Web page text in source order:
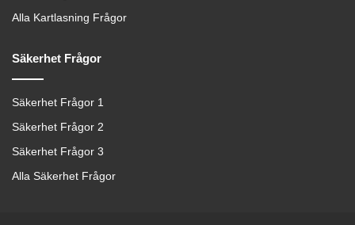
Alla Kartlasning Frågor
Säkerhet Frågor
Säkerhet Frågor 1
Säkerhet Frågor 2
Säkerhet Frågor 3
Alla Säkerhet Frågor